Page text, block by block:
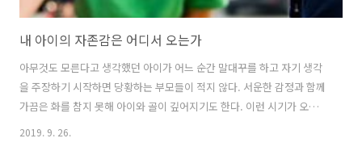
내 아이의 자존감은 어디서 오는가
아무것도 모른다고 생각했던 아이가 어느 순간 말대꾸를 하고 자기 생각
을 주장하기 시작하면 당황하는 부모들이 적지 않다. 서운한 감정과 함께
가끔은 화를 참지 못해 아이와 골이 깊어지기도 한다. 이런 시기가 오면
2019. 9. 26.